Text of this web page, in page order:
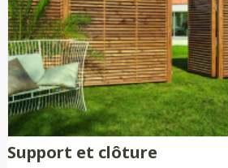
Support et clôture